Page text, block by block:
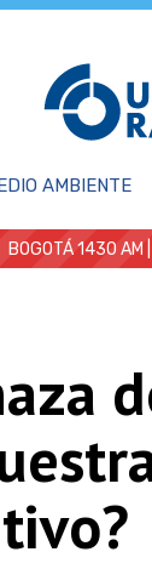
AMBIENTE
BOGOTÁ 1430 AM